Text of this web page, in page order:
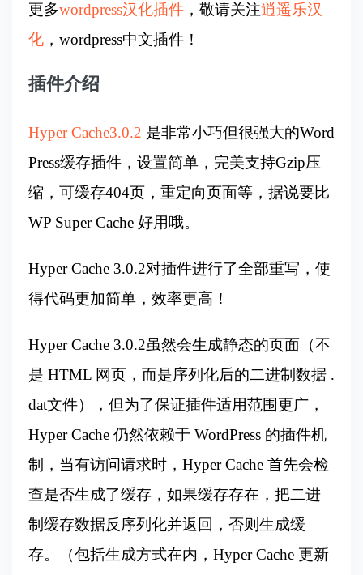
更多wordpress汉化插件 ，敬请关注逍遥乐汉
化 ，wordpress中文插件！
插件介绍
Hyper Cache3.0.2 是非常小巧但很强大的Word
Press缓存插件，设置简单，完美支持Gzip压
缩，可缓存404页，重定向页面等，据说要比
WP Super Cache 好用哦。
Hyper Cache 3.0.2对插件进行了全部重写，使
得代码更加简单，效率更高！
Hyper Cache 3.0.2虽然会生成静态的页面（不
是 HTML 网页，而是序列化后的二进制数据 .
dat文件），但为了保证插件适用范围更广，
Hyper Cache 仍然依赖于 WordPress 的插件机
制，当有访问请求时，Hyper Cache 首先会检
查是否生成了缓存，如果缓存存在，把二进
制缓存数据反序列化并返回，否则生成缓
存。（包括生成方式在内，Hyper Cache 更新